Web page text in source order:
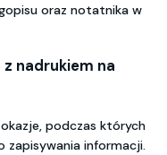
oraz notatnika w
nadrukiem na
podczas których
zapisywania informacji.